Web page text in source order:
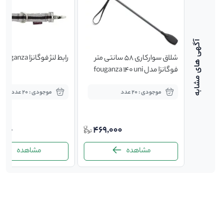
شلاق سوارکاری 58 سانتی متر
فوگانزا مدل fouganza 140 uni
موجودی : 20 عدد
469,000
مشاهده
رابط لنژ فوگانزا fouganza
موجودی : 20 عدد
مشاهده